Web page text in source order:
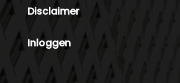
Disclaimer
Inloggen